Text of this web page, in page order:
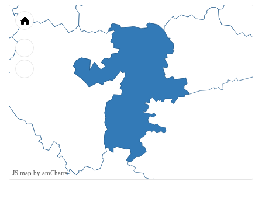
JS map by amCharts